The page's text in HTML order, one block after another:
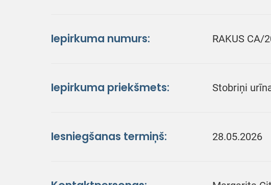
Iepirkuma numurs: RAKUS CA/
Iepirkuma priekšmets: Stobriņi
Iesniegšanas termiņš: 28.05.2026